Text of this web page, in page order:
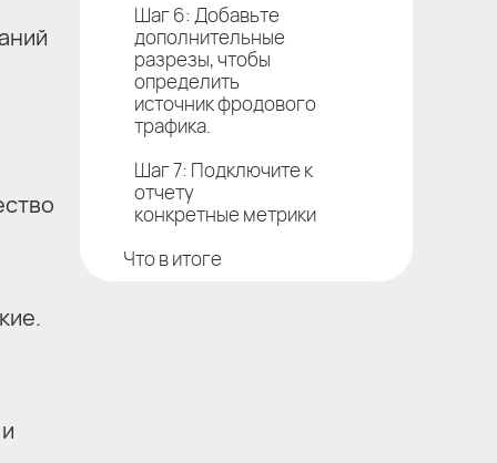
Шаг 6: Добавьте
дополнительные
разрезы, чтобы
определить
источник фродового
трафика.
Шаг 7: Подключите к
отчету
конкретные метрики
Что в итоге